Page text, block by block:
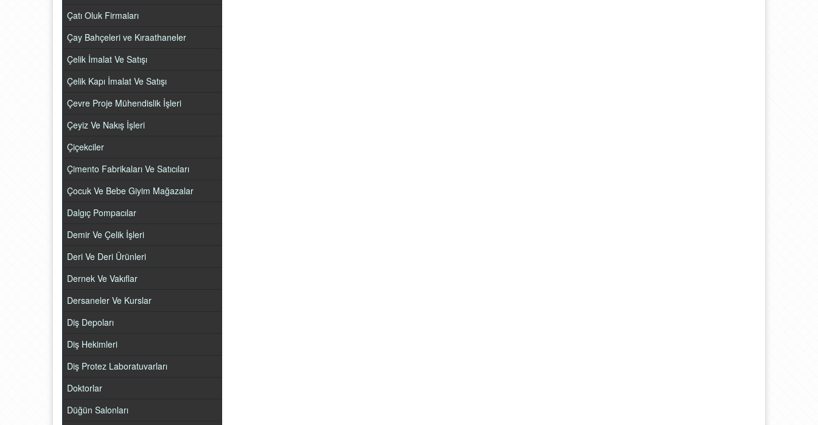
Çatı Oluk Firmaları
Çay Bahçeleri ve Kıraathaneler
Çelik İmalat Ve Satışı
Çelik Kapı İmalat Ve Satışı
Çevre Proje Mühendislik İşleri
Çeyiz Ve Nakış İşleri
Çiçekciler
Çimento Fabrikaları Ve Satıcıları
Çocuk Ve Bebe Giyim Mağazalar
Dalgıç Pompacılar
Demir Ve Çelik İşleri
Deri Ve Deri Ürünleri
Dernek Ve Vakıflar
Dersaneler Ve Kurslar
Diş Depoları
Diş Hekimleri
Diş Protez Laboratuvarları
Doktorlar
Düğün Salonları